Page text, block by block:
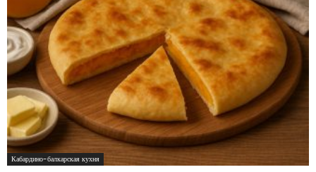
Кабардино-балкарская кухня